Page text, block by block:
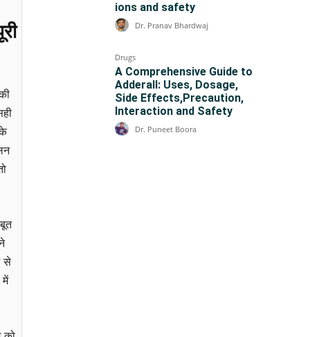
से
में
ions and safety
Dr. Pranav Bhardwaj
Drugs
A Comprehensive Guide to
Adderall: Uses, Dosage,
Side Effects,Precaution,
Interaction and Safety
Dr. Puneet Boora